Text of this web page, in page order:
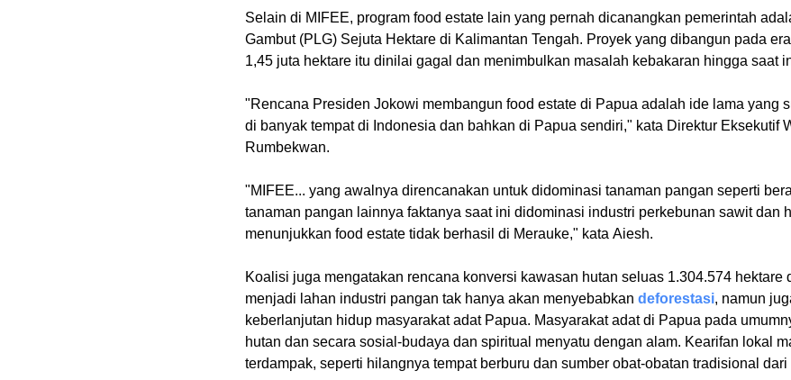
Selain di MIFEE, program food estate lain yang pernah dicanangkan pemerintah
Gambut (PLG) Sejuta Hektare di Kalimantan Tengah. Proyek yang dibangun pada
1,45 juta hektare itu dinilai gagal dan menimbulkan masalah kebakaran hingga saat
"Rencana Presiden Jokowi membangun food estate di Papua adalah ide lama yang
di banyak tempat di Indonesia dan bahkan di Papua sendiri," kata Direktur Eksekutif
Rumbekwan.
"MIFEE... yang awalnya direncanakan untuk didominasi tanaman pangan seperti
tanaman pangan lainnya faktanya saat ini didominasi industri perkebunan sawit dan
menunjukkan food estate tidak berhasil di Merauke," kata Aiesh.
Koalisi juga mengatakan rencana konversi kawasan hutan seluas 1.304.574 hektare
menjadi lahan industri pangan tak hanya akan menyebabkan deforestasi, namun
keberlanjutan hidup masyarakat adat Papua. Masyarakat adat di Papua pada
hutan dan secara sosial-budaya dan spiritual menyatu dengan alam. Kearifan lokal
terdampak, seperti hilangnya tempat berburu dan sumber obat-obatan tradisional dari